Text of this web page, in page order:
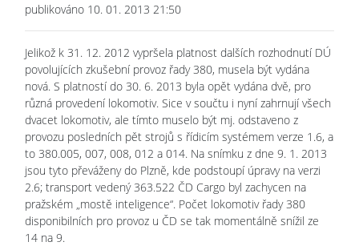
publikováno 10. 01. 2013 21:50
Jelikož k 31. 12. 2012 vypršela platnost dalších rozhodnutí DÚ
povolujících zkušební provoz řady 380, musela být vydána
nová. S platností do 30. 6. 2013 byla opět vydána dvě, pro
různá provedení lokomotiv. Sice v součtu i nyní zahrnují všech
dvacet lokomotiv, ale tímto muselo být mj. odstaveno z
provozu posledních pět strojů s řídicím systémem verze 1.6, a
to 380.005, 007, 008, 012 a 014. Na snímku z dne 9. 1. 2013
jsou tyto převáženy do Plzně, kde podstoupí úpravy na verzi
2.6; transport vedený 363.522 ČD Cargo byl zachycen na
pražském „mostě inteligence“. Počet lokomotiv řady 380
disponibilních pro provoz u ČD se tak momentálně snížil ze
14 na 9.